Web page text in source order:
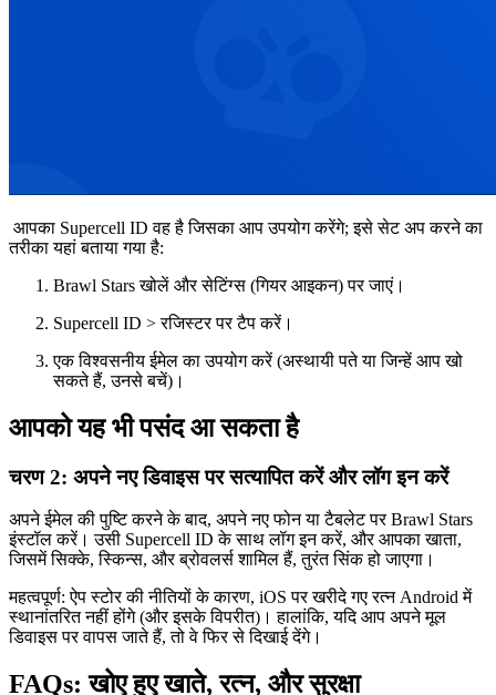
आपका Supercell ID वह है जिसका आप उपयोग करेंगे; इसे सेट अप करने का
तरीका यहां बताया गया है:
Brawl Stars खोलें और सेटिंग्स (गियर आइकन) पर जाएं।
Supercell ID > रजिस्टर पर टैप करें।
एक विश्वसनीय ईमेल का उपयोग करें (अस्थायी पते या जिन्हें आप खो
सकते हैं, उनसे बचें)।
आपको यह भी पसंद आ सकता है
चरण 2: अपने नए डिवाइस पर सत्यापित करें और लॉग इन करें
अपने ईमेल की पुष्टि करने के बाद, अपने नए फोन या टैबलेट पर Brawl Stars
इंस्टॉल करें। उसी Supercell ID के साथ लॉग इन करें, और आपका खाता,
जिसमें सिक्के, स्किन्स, और ब्रोवलर्स शामिल हैं, तुरंत सिंक हो जाएगा।
महत्वपूर्ण: ऐप स्टोर की नीतियों के कारण, iOS पर खरीदे गए रत्न Android में
स्थानांतरित नहीं होंगे (और इसके विपरीत)। हालांकि, यदि आप अपने मूल
डिवाइस पर वापस जाते हैं, तो वे फिर से दिखाई देंगे।
FAQs: खोए हुए खाते, रत्न, और सुरक्षा